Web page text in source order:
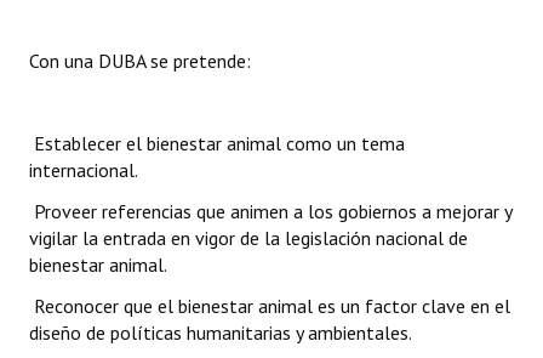
Con una DUBA se pretende:
 Establecer el bienestar animal como un tema
internacional.
 Proveer referencias que animen a los gobiernos a mejorar y
vigilar la entrada en vigor de la legislación nacional de
bienestar animal.
 Reconocer que el bienestar animal es un factor clave en el
diseño de políticas humanitarias y ambientales.